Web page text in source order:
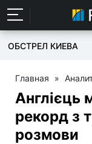
ОБСТРЕЛ КИЕВА
Главная »
Англієць
рекорд з
розмови